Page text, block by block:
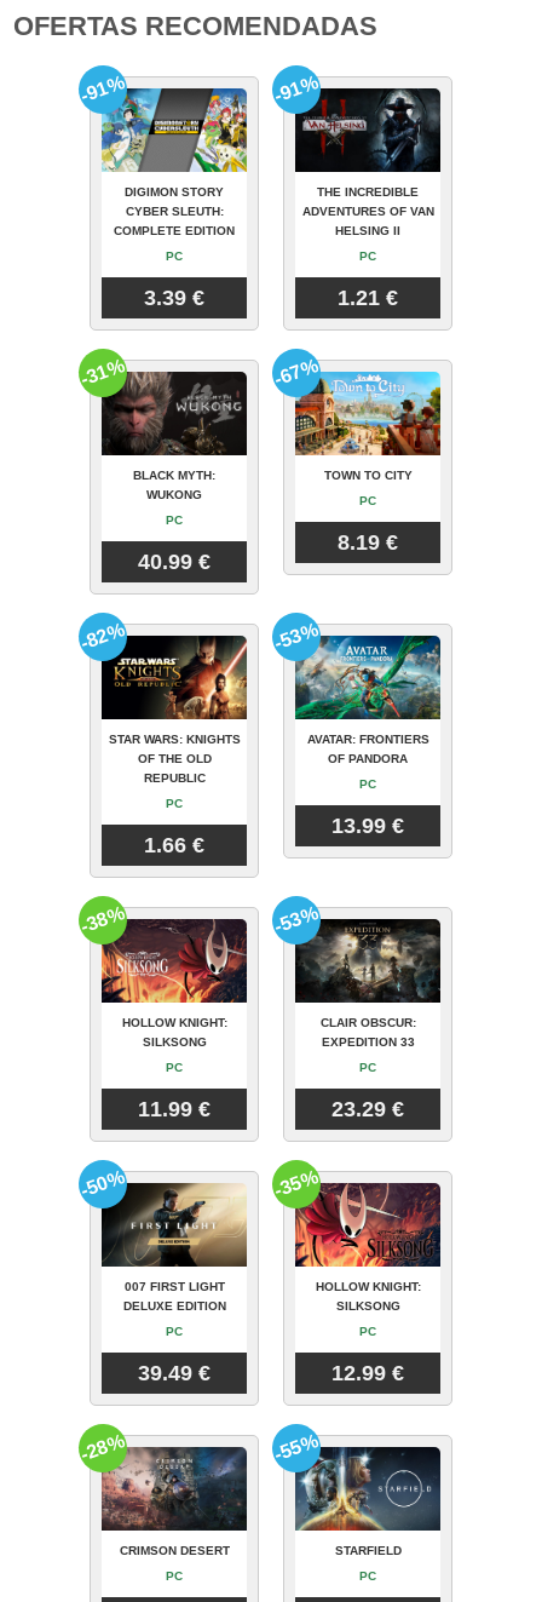
OFERTAS RECOMENDADAS
DIGIMON STORY
CYBER SLEUTH:
COMPLETE EDITION
PC
3.39 €
-91%
THE INCREDIBLE
ADVENTURES OF VAN
HELSING II
PC
1.21 €
-91%
BLACK MYTH:
WUKONG
PC
40.99 €
-31%
TOWN TO CITY
PC
8.19 €
-67%
STAR WARS: KNIGHTS
OF THE OLD
REPUBLIC
PC
1.66 €
-82%
AVATAR: FRONTIERS
OF PANDORA
PC
13.99 €
-53%
HOLLOW KNIGHT:
SILKSONG
PC
11.99 €
-38%
CLAIR OBSCUR:
EXPEDITION 33
PC
23.29 €
-53%
007 FIRST LIGHT
DELUXE EDITION
PC
39.49 €
-50%
HOLLOW KNIGHT:
SILKSONG
PC
12.99 €
-35%
CRIMSON DESERT
PC
-28%
STARFIELD
PC
-55%